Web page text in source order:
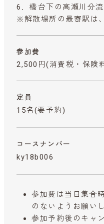
6．橋台下の高瀬川分
※解散場所の最寄駅は
参加費
2,500円 (消費税・保険
定員
15名(要予約)
コースナンバー
ky18b006
参加費は当日集合
のないようお願い
参加予約後のキャ